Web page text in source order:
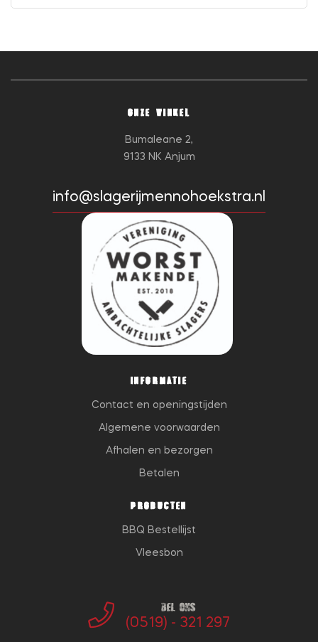
ONZE WINKEL
Bumaleane 2,
9133 NK Anjum
info@slagerijmennohoekstra.nl
INFORMATIE
Contact en openingstijden
Algemene voorwaarden
Afhalen en bezorgen
Betalen
PRODUCTEN
BBQ Bestellijst
Vleesbon
Bel ons
(0519) - 321 297